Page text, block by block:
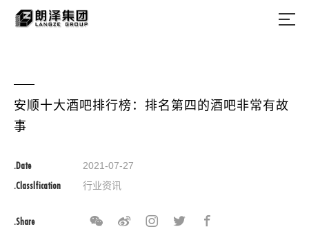
安顺十大酒吧排行榜：排名第四的酒吧非常有故
事
.Date 2021-07-27
.Classlfication 行业资讯
.Share